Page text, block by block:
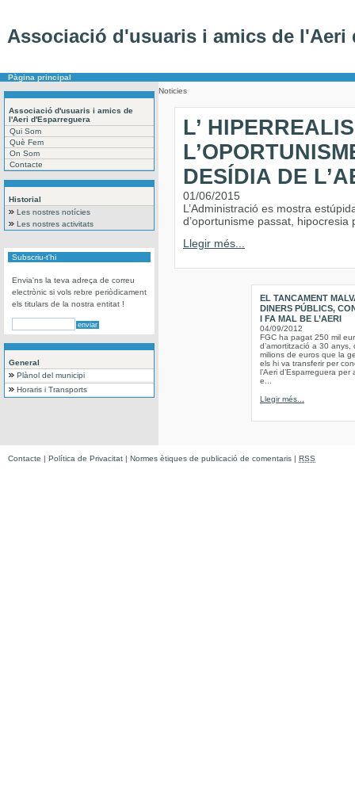
Associació d'usuaris i amics de l'Aeri
Pàgina principal
Associació d'usuaris i amics de
l'Aeri d'Esparreguera
Qui Som
Què Fem
On Som
Contacte
Historial
Les nostres notícies
Les nostres activitats
Subscriu-t'hi
Envia'ns la teva adreça de correu
electrònic si vols rebre periòdicament
els titulars de la nostra entitat !
General
Plànol del municipi
Horaris i Transports
Noticies
L’
DESÍDIA DE
01/06/2015
L’Administració es mostra
d’oportunisme passat,
Llegir més...
EL TANCAMENT
DINERS PÚBLICS,
I FA MAL BE L’AERI
04/09/2012
FGC ha pagat 250 mil
d’amortització a 30 anys,
milions de euros que la
els hi va transferir per
l’Aeri d’Esparreguera per
e...
Llegir més...
Contacte | Política de Privacitat | Normes ètiques de publicació de comentaris | RSS